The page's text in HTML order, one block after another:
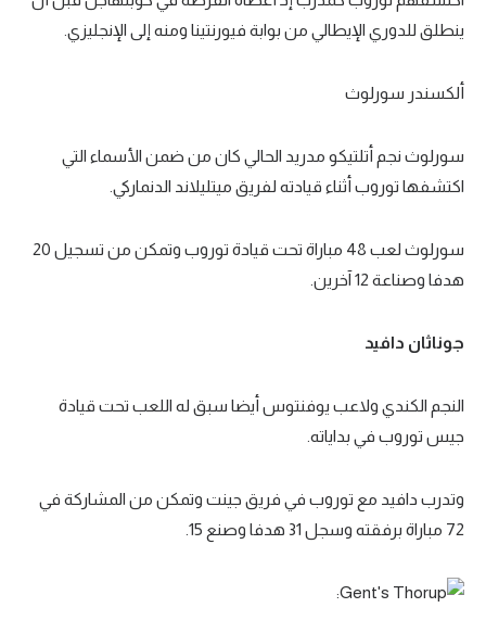
ينطلق للدوري الإيطالي من بوابة فيورنتينا ومنه إلى الإنجليزي.
ألكسندر سورلوث
سورلوث نجم أتلتيكو مدريد الحالي كان من ضمن الأسماء التي
اكتشفها توروب أثناء قيادته لفريق ميتليلاند الدنماركي.
سورلوث لعب 48 مباراة تحت قيادة توروب وتمكن من تسجيل 20
هدفا وصناعة 12 آخرين.
جوناثان دافيد
النجم الكندي ولاعب يوفنتوس أيضا سبق له اللعب تحت قيادة
جيس توروب في بداياته.
وتدرب دافيد مع توروب في فريق جينت وتمكن من المشاركة في
72 مباراة برفقته وسجل 31 هدفا وصنع 15.